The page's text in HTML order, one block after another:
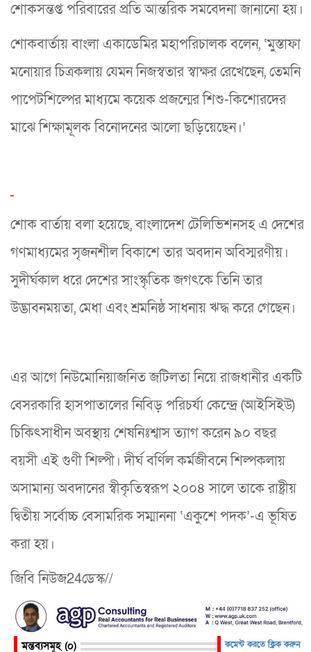
শোকসন্তপ্ত পরিবারের প্রতি আন্তরিক সমবেদনা জানানো হয়।
শোকবার্তায় বাংলা একাডেমির মহাপরিচালক বলেন, ‘মুস্তাফা
মনোয়ার চিত্রকলায় যেমন নিজস্বতার স্বাক্ষর রেখেছেন, তেমনি
পাপেটশিল্পের মাধ্যমে কয়েক প্রজন্মের শিশু-কিশোরদের
মাঝে শিক্ষামূলক বিনোদনের আলো ছড়িয়েছেন।’
শোক বার্তায় বলা হয়েছে, বাংলাদেশ টেলিভিশনসহ এ দেশের
গণমাধ্যমের সৃজনশীল বিকাশে তার অবদান অবিস্মরণীয়।
সুদীর্ঘকাল ধরে দেশের সাংস্কৃতিক জগৎকে তিনি তার
উদ্ভাবনময়তা, মেধা এবং শ্রমনিষ্ঠ সাধনায় ঋদ্ধ করে গেছেন।
এর আগে নিউমোনিয়াজনিত জটিলতা নিয়ে রাজধানীর একটি
বেসরকারি হাসপাতালের নিবিড় পরিচর্যা কেন্দ্রে (আইসিইউ)
চিকিৎসাধীন অবস্থায় শেষনিঃশ্বাস ত্যাগ করেন ৯০ বছর
বয়সী এই গুণী শিল্পী। দীর্ঘ বর্ণিল কর্মজীবনে শিল্পকলায়
অসামান্য অবদানের স্বীকৃতিস্বরূপ ২০০৪ সালে তাকে রাষ্ট্রীয়
দ্বিতীয় সর্বোচ্চ বেসামরিক সম্মাননা ‘একুশে পদক’-এ ভূষিত
করা হয়।
জিবি নিউজ24ডেস্ক//
মন্তব্যসমূহ (০) কমেন্ট করতে ক্লিক করুন